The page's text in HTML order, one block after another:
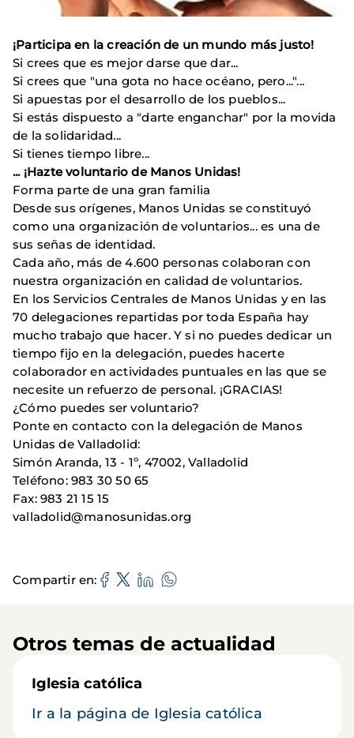
¡Participa en la creación de un mundo más justo!
Si crees que es mejor darse que dar...
Si crees que "una gota no hace océano, pero..."...
Si apuestas por el desarrollo de los pueblos...
Si estás dispuesto a "darte enganchar" por la movida
de la solidaridad...
Si tienes tiempo libre...
... ¡Hazte voluntario de Manos Unidas!
Forma parte de una gran familia
Desde sus orígenes, Manos Unidas se constituyó
como una organización de voluntarios... es una de
sus señas de identidad.
Cada año, más de 4.600 personas colaboran con
nuestra organización en calidad de voluntarios.
En los Servicios Centrales de Manos Unidas y en las
70 delegaciones repartidas por toda España hay
mucho trabajo que hacer. Y si no puedes dedicar un
tiempo fijo en la delegación, puedes hacerte
colaborador en actividades puntuales en las que se
necesite un refuerzo de personal. ¡GRACIAS!
¿Cómo puedes ser voluntario?
Ponte en contacto con la delegación de Manos
Unidas de Valladolid:
Simón Aranda, 13 - 1º, 47002, Valladolid
Teléfono: 983 30 50 65
Fax: 983 21 15 15
valladolid@manosunidas.org
Compartir en
Otros temas de actualidad
Iglesia católica
Ir a la página de Iglesia católica